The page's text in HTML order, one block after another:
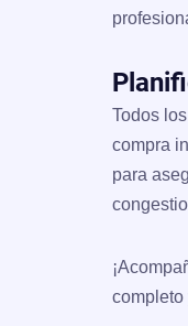
Todos
compra
para
completo